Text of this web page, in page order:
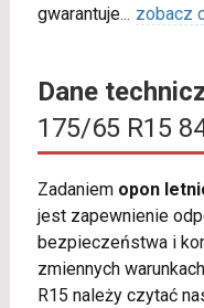
gwarantuje... zobacz
Dane
175/65 R15
Zadaniem opon
jest zapewnienie
bezpieczeństwa i
zmiennych
R15 należy czytać